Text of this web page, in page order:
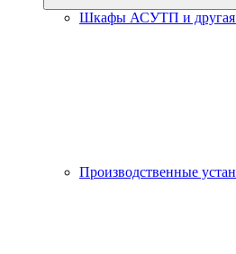
Шкафы АСУТП и другая
Производственные